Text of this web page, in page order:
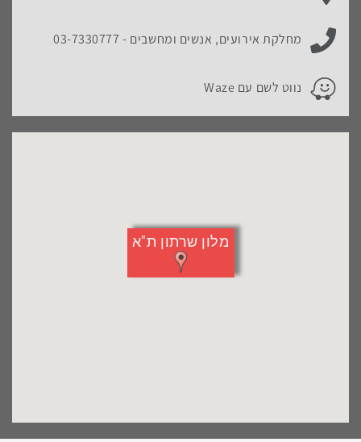
מחלקת אירועים, אנשים ומחשבים - 03-7330777
נווט לשם עם Waze
כדי
מעל
מלון שרתון ת"א